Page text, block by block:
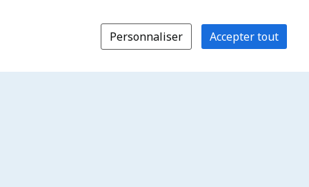
Personnaliser Accepter tout